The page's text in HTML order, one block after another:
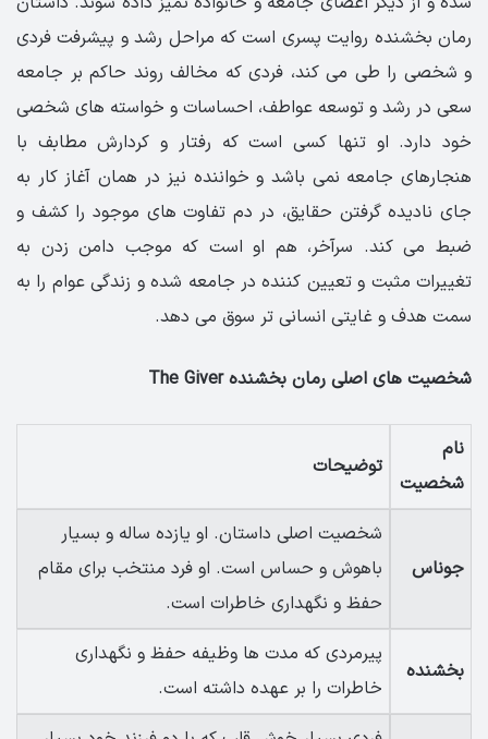
رمان بخشنده روایت پسری است که مراحل رشد و پیشرفت فردی
و شخصی را طی می کند، فردی که مخالف روند حاکم بر جامعه
سعی در رشد و توسعه عواطف، احساسات و خواسته های شخصی
خود دارد. او تنها کسی است که رفتار و کردارش مطابف با
هنجارهای جامعه نمی باشد و خواننده نیز در همان آغاز کار به
جای نادیده گرفتن حقایق، در دم تفاوت های موجود را کشف و
ضبط می کند. سرآخر، هم او است که موجب دامن زدن به
تغییرات مثبت و تعیین کننده در جامعه شده و زندگی عوام را به
سمت هدف و غایتی انسانی تر سوق می دهد.
شخصیت های اصلی رمان بخشنده The Giver
نام
شخصیت
توضیحات
جوناس
شخصیت اصلی داستان. او یازده ساله و بسیار
باهوش و حساس است. او فرد منتخب برای مقام
حفظ و نگهداری خاطرات است.
بخشنده
پیرمردی که مدت ها وظیفه حفظ و نگهداری
خاطرات را بر عهده داشته است.